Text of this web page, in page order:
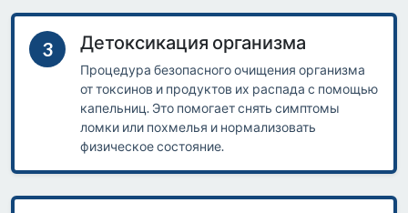
3 Детоксикация организма
Процедура безопасного очищения организма
от токсинов и продуктов их распада с помощью
капельниц. Это помогает снять симптомы
ломки или похмелья и нормализовать
физическое состояние.